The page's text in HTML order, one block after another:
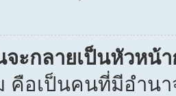
จะกลายเป็นหัวหน้
อเป็นคนที่มีอำนา